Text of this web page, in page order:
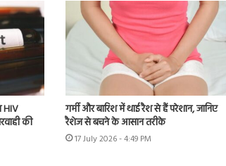
HIV
की
गर्मी और बारिश में थाई रैश से हैं परेशान, जानिए
रैशेज से बचने के आसान तरीके
17 July 2026 - 4:49 PM